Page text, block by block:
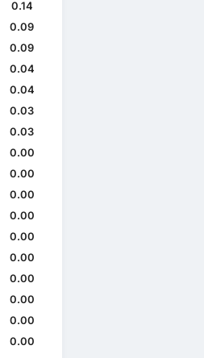
0.14
0.09
0.09
0.04
0.04
0.03
0.03
0.00
0.00
0.00
0.00
0.00
0.00
0.00
0.00
0.00
0.00